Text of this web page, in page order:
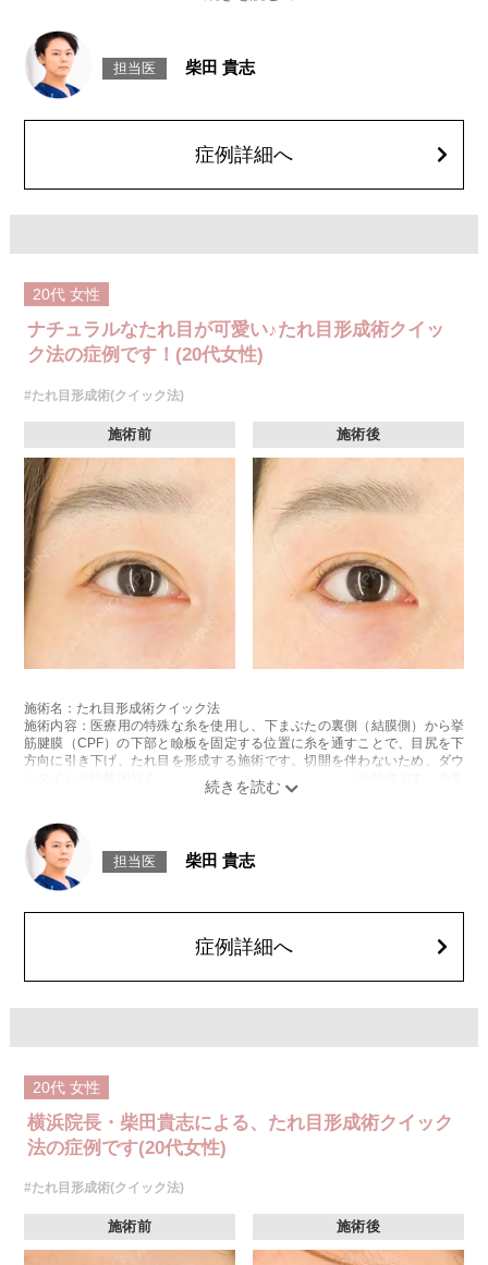
施術時間：約30分程
リスク、副作用：腫れ、内出血、疼痛、目がごろごろする違和感などが術
後一時的に生じることがございます。また、稀に細菌感染症、左右差、後
戻り、縫合糸の露出、逆さ睫毛になる、目が乾燥する、睫毛が切れたり抜
費用：217,800円(税込)〜327,800円(税込)
オプション：笑気麻酔 3,300円(税込)
担当医 柴田 貴志
症例詳細へ
20代 女性
ナチュラルなたれ目が可愛い♪たれ目形成術クイッ
ク法の症例です！(20代女性)
#たれ目形成術(クイック法)
施術前 施術後
施術名：たれ目形成術クイック法
施術内容：医療用の特殊な糸を使用し、下まぶたの裏側（結膜側）から挙
筋腱膜（CPF）の下部と瞼板を固定する位置に糸を通すことで、目尻を下
方向に引き下げ、たれ目を形成する施術です。切開を伴わないため、ダウ
ンタイムが比較的短く、お顔の表面に傷跡が残らないのが特徴です。糸を
通す位置や角度を繊細に調整することで、しっかりとした変化とともに、
施術時間：約30分程
リスク、副作用：腫れ、内出血、疼痛、目がごろごろする違和感などが術
後一時的に生じることがございます。また、稀に細菌感染症、左右差、後
戻り、縫合糸の露出、逆さ睫毛になる、目が乾燥する、睫毛が切れたり抜
費用：217,800円(税込)〜327,800円(税込)
オプション：笑気麻酔 3,300円(税込)
担当医 柴田 貴志
症例詳細へ
20代 女性
横浜院長・柴田貴志による、たれ目形成術クイック
法の症例です(20代女性)
#たれ目形成術(クイック法)
施術前 施術後